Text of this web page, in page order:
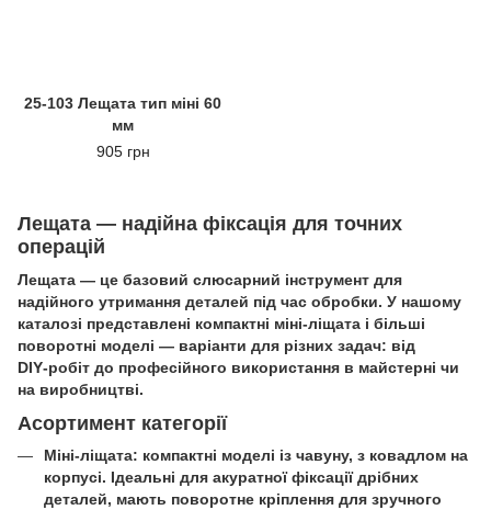
25-103 Лещата тип міні 60
мм
905 грн
Лещата — надійна фіксація для точних
операцій
Лещата — це базовий слюсарний інструмент для
надійного утримання деталей під час обробки. У нашому
каталозі представлені компактні міні-ліщата і більші
поворотні моделі — варіанти для різних задач: від
DIY‑робіт до професійного використання в майстерні чи
на виробництві.
Асортимент категорії
Міні-ліщата: компактні моделі із чавуну, з ковадлом на
корпусі. Ідеальні для акуратної фіксації дрібних
деталей, мають поворотне кріплення для зручного